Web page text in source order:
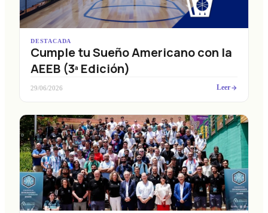
DESTACADA
Cumple tu Sueño Americano con la
AEEB (3ª Edición)
29/06/2026 Leer